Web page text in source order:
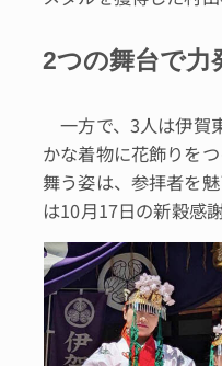
2つの舞台で力
一方で、3人は伊賀
かな着物に花飾りを
舞う姿は、参拝者を
は10月17日の新穀感